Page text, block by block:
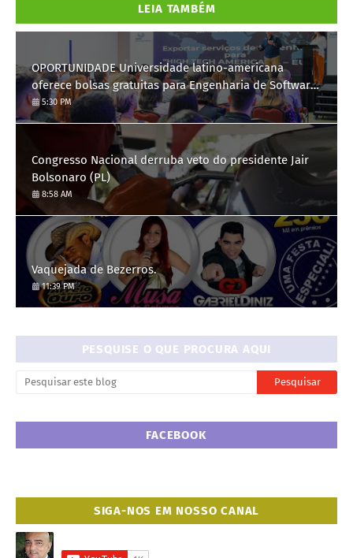
LEIA TAMBÉM
OPORTUNIDADE Universidade latino-americana
oferece bolsas gratuitas para Engenharia de Software;
saiba como se candidatar
5:30 PM
Congresso Nacional derruba veto do presidente Jair
Bolsonaro (PL)
8:58 AM
Vaquejada de Bezerros.
11:39 PM
PESQUISE O QUE PROCURA AQUI
FACEBOOK
SIGA-NOS EM NOSSO CANAL